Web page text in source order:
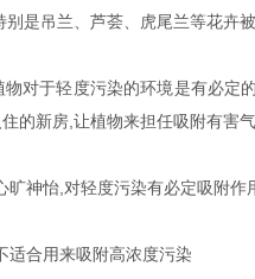
别是吊兰、芦荟、虎尾兰等花卉
对于轻度污染的环境是有必定
的新房,让植物来担任吸附有害
神怡,对轻度污染有必定吸附作
合用来吸附高浓度污染